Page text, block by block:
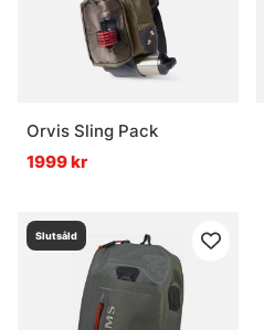
Orvis Sling Pack
1999 kr
Slutsåld